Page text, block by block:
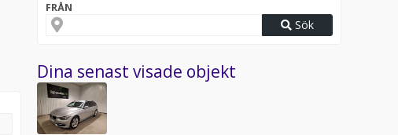
FRÅN
Sök
Dina senast visade objekt